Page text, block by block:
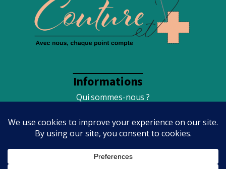
Informations
Qui sommes-nous ?
Conditions générales de vente
Mentions légales